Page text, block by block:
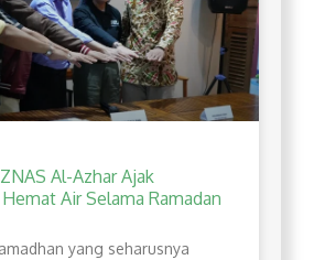
Al-Azhar Ajak
Air Selama Ramadan
yang seharusnya